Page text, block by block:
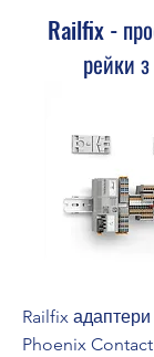
Railfix -
рейки
Railfix
Phoenix